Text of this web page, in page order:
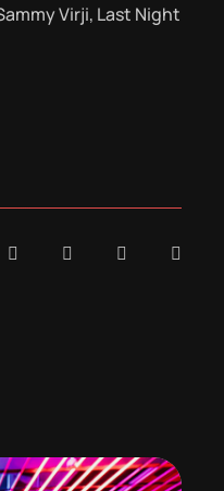
Virji, Last Night